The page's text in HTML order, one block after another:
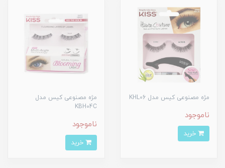
مژه مصنوعی کیس مدل KHL06
ناموجود
مژه مصنوعی کیس مدل
KBH04C
ناموجود